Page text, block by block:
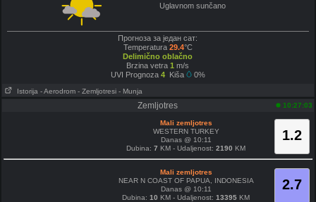
Uglavnom sunčano
Прогноза за један сат:
Temperatura 29.4°C
Delimično oblačno
Brzina vetra 1 m/s
UVI Prognoza 4Kiša 0%
Istorija - Aerodrom - Zemljotresi - Munja
Zemljotres 10:27:03
1.2
Mali zemljotres
WESTERN TURKEY
Danas @ 10:11
Dubina:7 KM - Udaljenost:2190 KM
2.7
Mali zemljotres
NEAR N COAST OF PAPUA, INDONESIA
Danas @ 10:11
Dubina:10 KM - Udaljenost:13395 KM